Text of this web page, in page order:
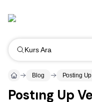
Kurs Ara
Blog Posting
Postıng Up